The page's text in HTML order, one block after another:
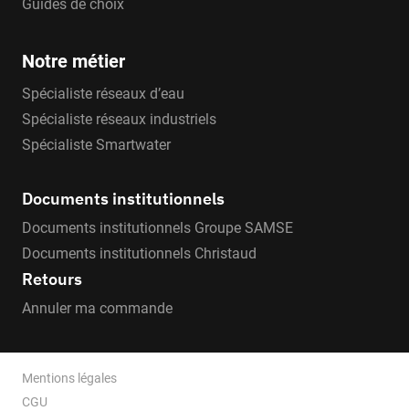
Guides de choix
Notre métier
Spécialiste réseaux d’eau
Spécialiste réseaux industriels
Spécialiste Smartwater
Documents institutionnels
Documents institutionnels Groupe SAMSE
Documents institutionnels Christaud
Retours
Annuler ma commande
Mentions légales
CGU